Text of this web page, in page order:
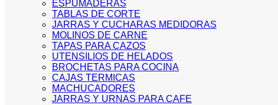
ESPUMADERAS
TABLAS DE CORTE
JARRAS Y CUCHARAS MEDIDORAS
MOLINOS DE CARNE
TAPAS PARA CAZOS
UTENSILIOS DE HELADOS
BROCHETAS PARA COCINA
CAJAS TERMICAS
MACHUCADORES
JARRAS Y URNAS PARA CAFE